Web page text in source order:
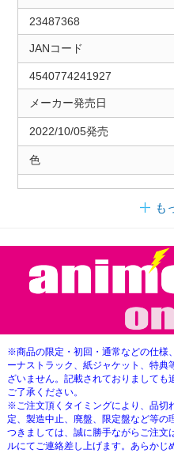
23487368
JANコード
4540774241927
メーカー発売日
2022/10/05発売
色
も
※商品の限定・初回・通常などの仕様
ーナストラック、紙ジャケット、特
ざいません。記載されておりましても
ご了承ください。
※ご注文頂くタイミングにより、品切
定、製造中止、廃盤、限定盤など等の
つきましては、誠に勝手ながらご注文
ルにてご連絡差し上げます。あらかじ